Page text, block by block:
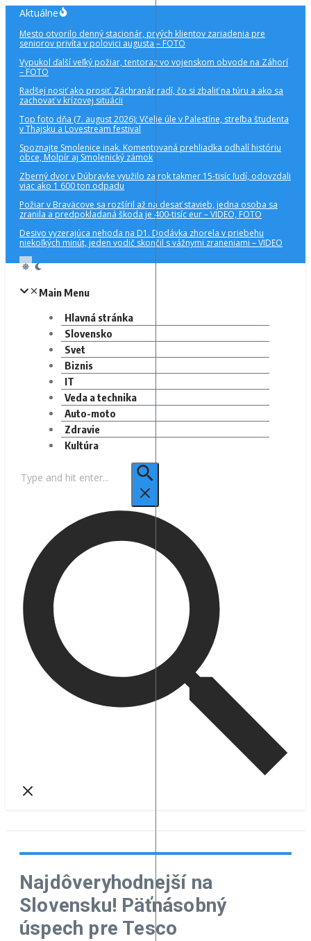
Preskočiť
obsah
Aktuálne
Mesto otvorilo denný stacionár, prvých klientov zariadenia pre
seniorov privíta v polovici augusta – FOTO
Vypukol ďalší veľký požiar, tentoraz vo vojenskom obvode na Záhorí
– FOTO
Radšej nosiť ako prosiť. Záchranár radí, čo si zbaliť na túru a ako sa
zachovať v krízovej situácii
Top foto dňa (7. august 2026): Včelie úle v Palestíne, streľba študenta
v Thajsku a Lovestream festival
Spoznajte Smolenice inak. Komentovaná prehliadka odhalí históriu
obce, Molpír aj Smolenický zámok
Zberný dvor v Dúbravke využilo za rok takmer 15-tisíc ľudí, odovzdali
viac ako 1 600 ton odpadu
Požiar v Braväcove sa rozšíril až na desať stavieb, jedna osoba sa
zranila a predpokladaná škoda je 400-tisíc eur – VIDEO, FOTO
Desivo vyzerajúca nehoda na D1. Dodávka zhorela v priebehu
niekoľkých minút, jeden vodič skončil s vážnymi zraneniami – VIDEO
Main Menu
Hlavná stránka
Slovensko
Svet
Biznis
IT
Veda a technika
Auto-moto
Zdravie
Kultúra
Najdôveryhodnejší na
Slovensku! Päťnásobný
úspech pre Tesco